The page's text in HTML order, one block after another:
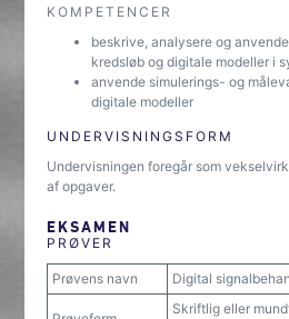
KOMPETENCER
beskrive, analysere og
kredsløb og digitale modeller i
anvende simulerings- og
digitale modeller
UNDERVISNINGSFORM
Undervisningen foregår som
af opgaver.
EKSAMEN
PRØVER
Prøvens navn Digital
Skriftlig eller